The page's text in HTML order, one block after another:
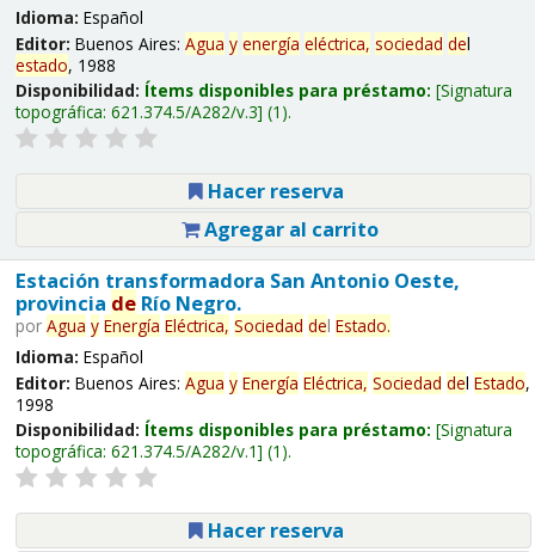
Idioma: Español
Editor: Buenos Aires: Agua y energía eléctrica, sociedad del
estado, 1988
Disponibilidad: Ítems disponibles para préstamo: Signatura
topográfica: 621.374.5/A282/v.3 (1).
Hacer reserva
Agregar al carrito
Estación transformadora San Antonio Oeste,
provincia deRío Negro.
por Agua y Energía Eléctrica, Sociedad del Estado.
Idioma: Español
Editor: Buenos Aires: Agua y Energía Eléctrica, Sociedad del Estado,
1998
Disponibilidad: Ítems disponibles para préstamo: Signatura
topográfica: 621.374.5/A282/v.1 (1).
Hacer reserva